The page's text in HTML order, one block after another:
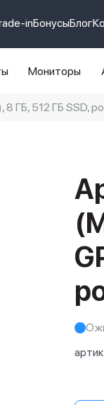
inБонусыБлог
Мониторы
ГБ, 512 ГБ SSD,